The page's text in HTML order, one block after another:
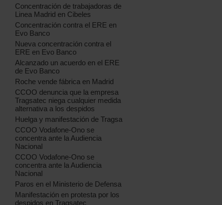
Concentración de trabajadoras de
Linea Madrid en Cibeles
Concentración contra el ERE en
Evo Banco
Nueva concentración contra el
ERE en Evo Banco
Alcanzado un acuerdo en el ERE
de Evo Banco
Roche vende fábrica en Madrid
CCOO denuncia que la empresa
Tragsatec niega cualquier medida
alternativa a los despidos
Huelga y manifestación de Tragsa
CCOO Vodafone-Ono se
concentra ante la Audiencia
Nacional
CCOO Vodafone-Ono se
concentra ante la Audiencia
Nacional
Paros en el Ministerio de Defensa
Manifestación en protesta por los
despidos en Tragsatec